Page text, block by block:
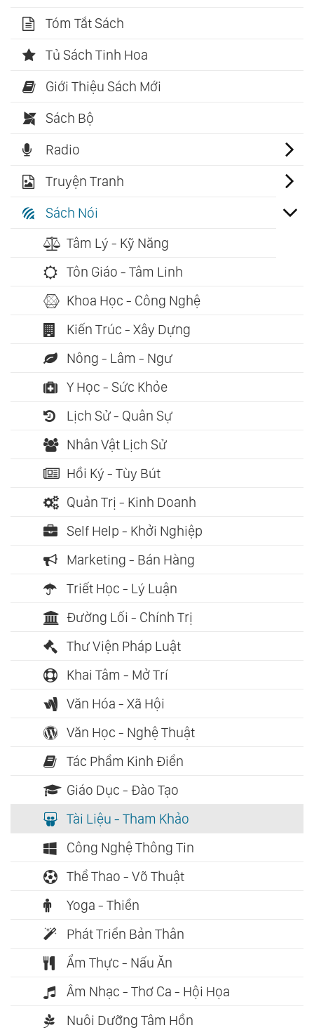
Tóm Tắt Sách
Tủ Sách Tinh Hoa
Giới Thiệu Sách Mới
Sách Bộ
Radio
Truyện Tranh
Sách Nói
Tâm Lý - Kỹ Năng
Tôn Giáo - Tâm Linh
Khoa Học - Công Nghệ
Kiến Trúc - Xây Dựng
Nông - Lâm - Ngư
Y Học - Sức Khỏe
Lịch Sử - Quân Sự
Nhân Vật Lịch Sử
Hồi Ký - Tùy Bút
Quản Trị - Kinh Doanh
Self Help - Khởi Nghiệp
Marketing - Bán Hàng
Triết Học - Lý Luận
Đường Lối - Chính Trị
Thư Viện Pháp Luật
Khai Tâm - Mở Trí
Văn Hóa - Xã Hội
Văn Học - Nghệ Thuật
Tác Phẩm Kinh Điển
Giáo Dục - Đào Tạo
Tài Liệu - Tham Khảo
Công Nghệ Thông Tin
Thể Thao - Võ Thuật
Yoga - Thiền
Phát Triển Bản Thân
Ẩm Thực - Nấu Ăn
Âm Nhạc - Thơ Ca - Hội Họa
Nuôi Dưỡng Tâm Hồn